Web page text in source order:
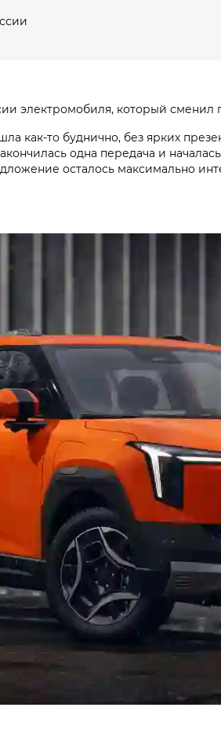
электромобиля, который
как-то буднично, без ярких
одна передача и
осталось максимально